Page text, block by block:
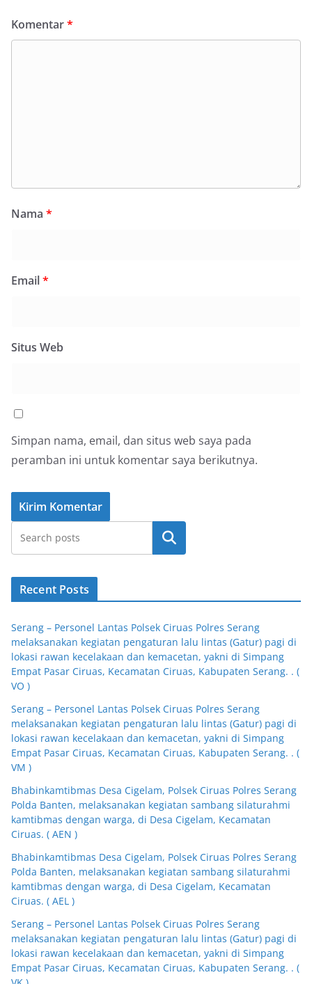
Komentar*
Nama *
Email*
Situs Web
Simpan nama, email, dan situs web saya pada
peramban ini untuk komentar saya berikutnya.
Cari
Recent Posts
Serang – Personel Lantas Polsek Ciruas Polres Serang
melaksanakan kegiatan pengaturan lalu lintas (Gatur) pagi di
lokasi rawan kecelakaan dan kemacetan, yakni di Simpang
Empat Pasar Ciruas, Kecamatan Ciruas, Kabupaten Serang. . (
VO )
Serang – Personel Lantas Polsek Ciruas Polres Serang
melaksanakan kegiatan pengaturan lalu lintas (Gatur) pagi di
lokasi rawan kecelakaan dan kemacetan, yakni di Simpang
Empat Pasar Ciruas, Kecamatan Ciruas, Kabupaten Serang. . (
VM )
Bhabinkamtibmas Desa Cigelam, Polsek Ciruas Polres Serang
Polda Banten, melaksanakan kegiatan sambang silaturahmi
kamtibmas dengan warga, di Desa Cigelam, Kecamatan
Ciruas. ( AEN )
Bhabinkamtibmas Desa Cigelam, Polsek Ciruas Polres Serang
Polda Banten, melaksanakan kegiatan sambang silaturahmi
kamtibmas dengan warga, di Desa Cigelam, Kecamatan
Ciruas. ( AEL )
Serang – Personel Lantas Polsek Ciruas Polres Serang
melaksanakan kegiatan pengaturan lalu lintas (Gatur) pagi di
lokasi rawan kecelakaan dan kemacetan, yakni di Simpang
Empat Pasar Ciruas, Kecamatan Ciruas, Kabupaten Serang. . (